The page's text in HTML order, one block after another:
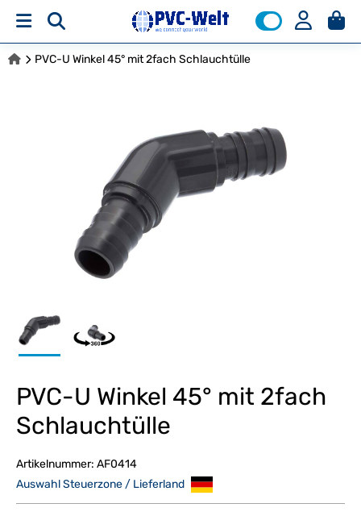
PVC-U Winkel 45° mit 2fach Schlauchtülle
PVC-U Winkel 45° mit 2fach
Schlauchtülle
Artikelnummer: AF0414
Auswahl Steuerzone / Lieferland